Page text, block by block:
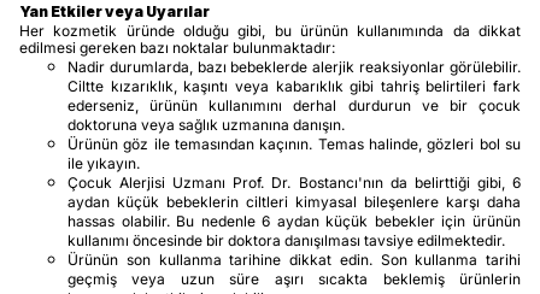
Yan Etkiler veya Uyarılar
Her kozmetik üründe olduğu gibi, bu ürünün kullanımında da dikkat
edilmesi gereken bazı noktalar bulunmaktadır:
Nadir durumlarda, bazı bebeklerde alerjik reaksiyonlar görülebilir.
Ciltte kızarıklık, kaşıntı veya kabarıklık gibi tahriş belirtileri fark
ederseniz, ürünün kullanımını derhal durdurun ve bir çocuk
doktoruna veya sağlık uzmanına danışın.
Ürünün göz ile temasından kaçının. Temas halinde, gözleri bol su
ile yıkayın.
Çocuk Alerjisi Uzmanı Prof. Dr. Bostancı'nın da belirttiği gibi, 6
aydan küçük bebeklerin ciltleri kimyasal bileşenlere karşı daha
hassas olabilir. Bu nedenle 6 aydan küçük bebekler için ürünün
kullanımı öncesinde bir doktora danışılması tavsiye edilmektedir.
Ürünün son kullanma tarihine dikkat edin. Son kullanma tarihi
geçmiş veya uzun süre aşırı sıcakta beklemiş ürünlerin